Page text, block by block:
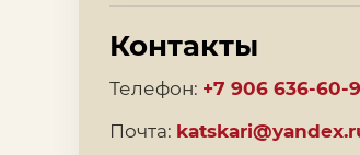
Контакты
Телефон: +7 906 636-60-
Почта: